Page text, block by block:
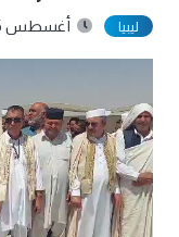
ليبيا أغسطس 5, 2024
الفيديو